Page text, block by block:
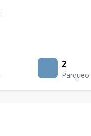
2
Parqueo